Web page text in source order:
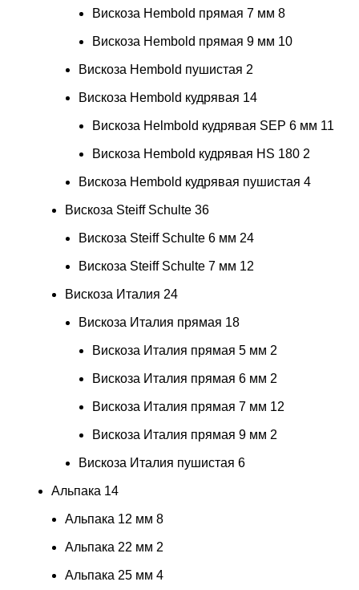
Вискоза Hembold прямая 7 мм 8
Вискоза Hembold прямая 9 мм 10
Вискоза Hembold пушистая 2
Вискоза Hembold кудрявая 14
Вискоза Helmbold кудрявая SEP 6 мм 11
Вискоза Hembold кудрявая HS 180 2
Вискоза Hembold кудрявая пушистая 4
Вискоза Steiff Schulte 36
Вискоза Steiff Schulte 6 мм 24
Вискоза Steiff Schulte 7 мм 12
Вискоза Италия 24
Вискоза Италия прямая 18
Вискоза Италия прямая 5 мм 2
Вискоза Италия прямая 6 мм 2
Вискоза Италия прямая 7 мм 12
Вискоза Италия прямая 9 мм 2
Вискоза Италия пушистая 6
Альпака 14
Альпака 12 мм 8
Альпака 22 мм 2
Альпака 25 мм 4